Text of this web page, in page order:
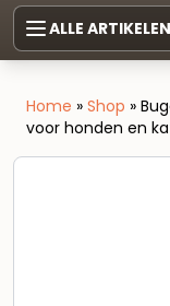
ALLE ARTIKELEN
Home » Shop »
voor honden en